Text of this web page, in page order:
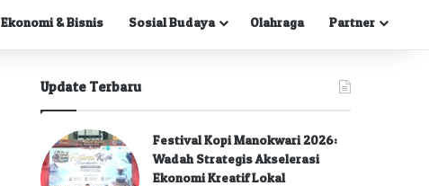
Ekonomi & Bisnis Sosial Budaya Olahraga Partner
Update Terbaru
Festival Kopi Manokwari 2026:
Wadah Strategis Akselerasi
Ekonomi Kreatif Lokal